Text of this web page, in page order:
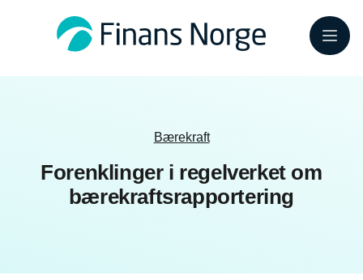
Meny
Bærekraft
Forenklinger i regelverket om
bærekraftsrapportering